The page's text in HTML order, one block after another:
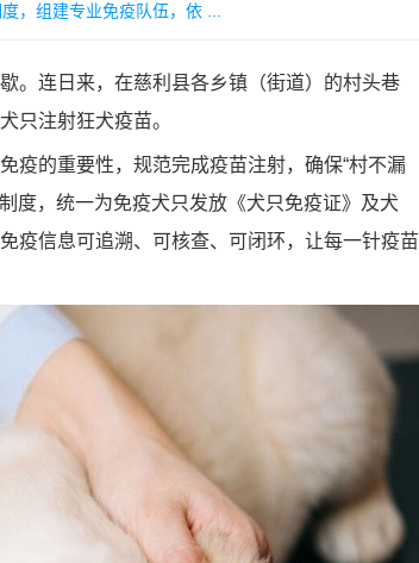
，组建专业免疫队伍，依 ...
连日来，在慈利县各乡镇（街道）的村头巷
只注射狂犬疫苗。
的重要性，规范完成疫苗注射，确保“村不漏
度，统一为免疫犬只发放《犬只免疫证》及犬
疫信息可追溯、可核查、可闭环，让每一针疫苗